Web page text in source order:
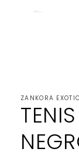
modal
ZANKORA